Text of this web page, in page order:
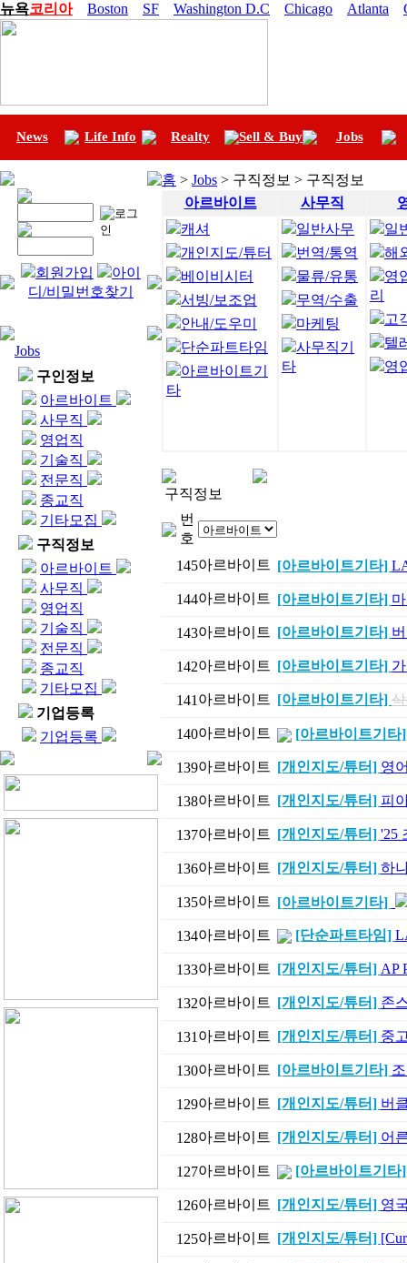
뉴욕코리아 Boston SF Washington D.C Chicago Atlanta
News Life Info Realty Sell & Buy Jobs
회원가입
아이
디/비밀번호찾기
Jobs
구인정보
아르바이트
사무직
영업직
기술직
전문직
종교직
기타모집
구직정보
아르바이트
사무직
영업직
기술직
전문직
종교직
기타모집
기업등록
기업등록
홈 > Jobs > 구직정보 > 구직정보
아르바이트
사무직
캐셔
개인지도/튜터
베이비시터
서빙/보조업
안내/도우미
단순파트타임
아르바이트기
타
일반사무
번역/통역
물류/유통
무역/수출
마케팅
사무직기
타
일
해
영
리
고
텔
영
구직정보
번
호
145아르바이트 [아르바이트기타]
144아르바이트 [아르바이트기타]
143아르바이트 [아르바이트기타]
142아르바이트 [아르바이트기타]
141 아르바이트 [아르바이트기타]
140아르바이트 [아르바이트기
139아르바이트 [개인지도/튜터] 영
138아르바이트 [개인지도/튜터] 피
137아르바이트 [개인지도/튜터] '25
136아르바이트 [개인지도/튜터] 하
135아르바이트 [아르바이트기타]
134아르바이트 [단순파트타임]
133아르바이트 [개인지도/튜터] AP
132아르바이트 [개인지도/튜터] 존
131 아르바이트 [개인지도/튜터] 중
130아르바이트 [아르바이트기타]
129아르바이트 [개인지도/튜터] 버
128아르바이트 [개인지도/튜터] 어
127아르바이트 [아르바이트기
126아르바이트 [개인지도/튜터] 영
125아르바이트 [개인지도/튜터]